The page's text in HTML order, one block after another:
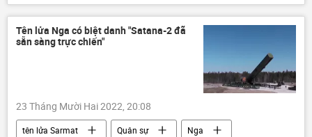
Ukraina
quân đội
LNR
Nga
Tên lửa Nga có biệt danh "Satana-2 đã
sẵn sàng trực chiến"
23 Tháng Mười Hai 2022, 20:08
tên lửa Sarmat Quân sự
Nga